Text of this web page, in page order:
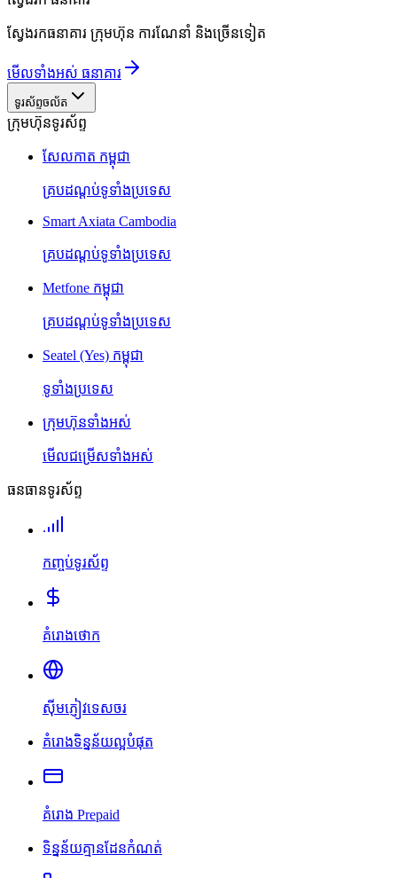
ស្វែងរកធនាគារ ក្រុមហ៊ុន ការណែនាំ និងច្រើនទៀត
មើលទាំងអស់ ធនាគារ
ទូរស័ព្ទចល័ត
ក្រុមហ៊ុនទូរស័ព្ទ
សែលកាត កម្ពុជា
គ្របដណ្តប់ទូទាំងប្រទេស
Smart Axiata Cambodia
គ្របដណ្តប់ទូទាំងប្រទេស
Metfone កម្ពុជា
គ្របដណ្តប់ទូទាំងប្រទេស
Seatel (Yes) កម្ពុជា
ទូទាំងប្រទេស
ក្រុមហ៊ុនទាំងអស់
មើលជម្រើសទាំងអស់
ធនធានទូរស័ព្ទ
កញ្ចប់ទូរស័ព្ទ
គំរោងថោក
ស៊ីមភ្ញៀវទេសចរ
គំរោងទិន្នន័យល្អបំផុត
គំរោង Prepaid
ទិន្នន័យគ្មានដែនកំណត់